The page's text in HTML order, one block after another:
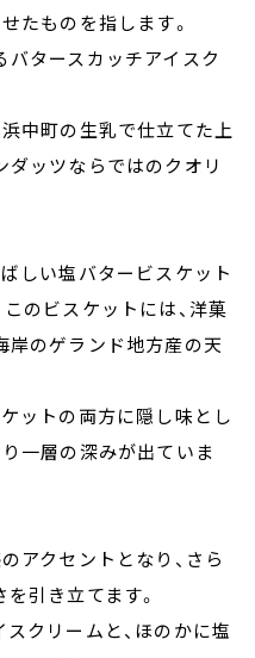
たものを指します。
タースカッチアイスク
中町の生乳で仕立てた上
ッツならではのクオリ
しい塩バタービスケット
のビスケットには、洋菓
岸のゲランド地方産の天
ットの両方に隠し味とし
一層の深みが出ていま
アクセントとなり、さら
引き立てます。
クリームと、ほのかに塩